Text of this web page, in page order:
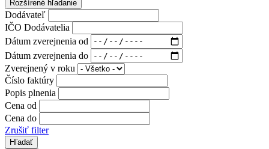
Rozšírené hľadanie
Dodávateľ
IČO Dodávatelia
Dátum zverejnenia od
Dátum zverejnenia do
Zverejnený v roku
Číslo faktúry
Popis plnenia
Cena od
Cena do
Zrušiť filter